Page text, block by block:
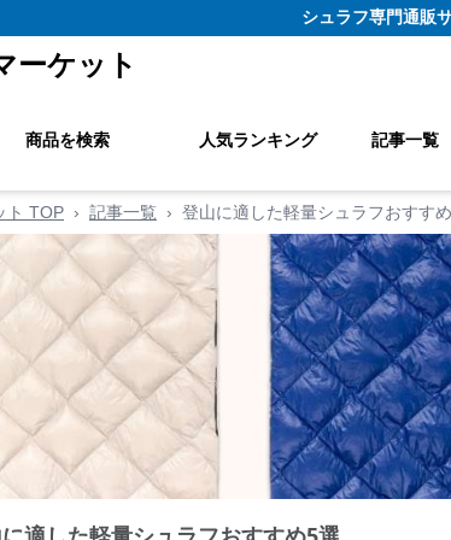
シュラフ専門通販
ーケット
商品を検索 人気ランキング 記事一覧
ト TOP › 記事一覧 › 登山に適した軽量シュラフおすす